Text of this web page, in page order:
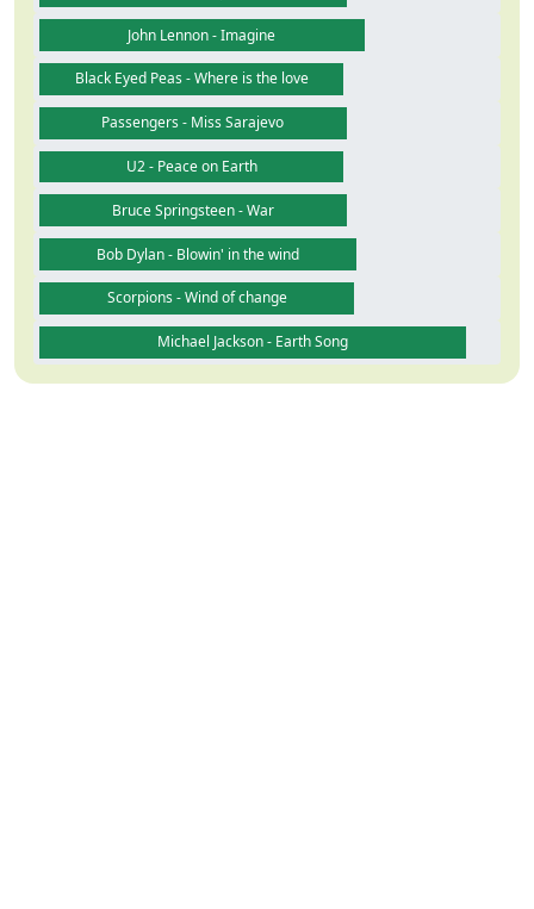
John Lennon - Imagine
Black Eyed Peas - Where is the love
Passengers - Miss Sarajevo
U2 - Peace on Earth
Bruce Springsteen - War
Bob Dylan - Blowin' in the wind
Scorpions - Wind of change
Michael Jackson - Earth Song